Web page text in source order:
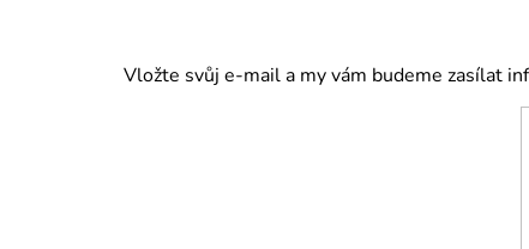
Vložte svůj e-mail a my vám budeme zasílat